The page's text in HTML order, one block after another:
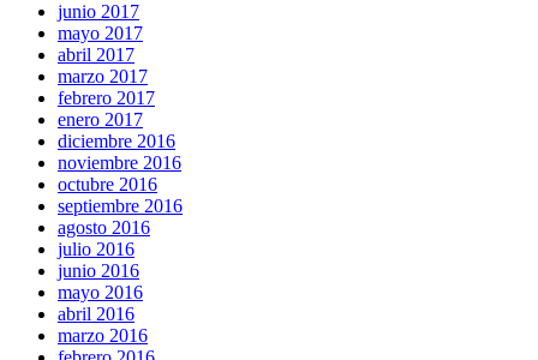
junio 2017
mayo 2017
abril 2017
marzo 2017
febrero 2017
enero 2017
diciembre 2016
noviembre 2016
octubre 2016
septiembre 2016
agosto 2016
julio 2016
junio 2016
mayo 2016
abril 2016
marzo 2016